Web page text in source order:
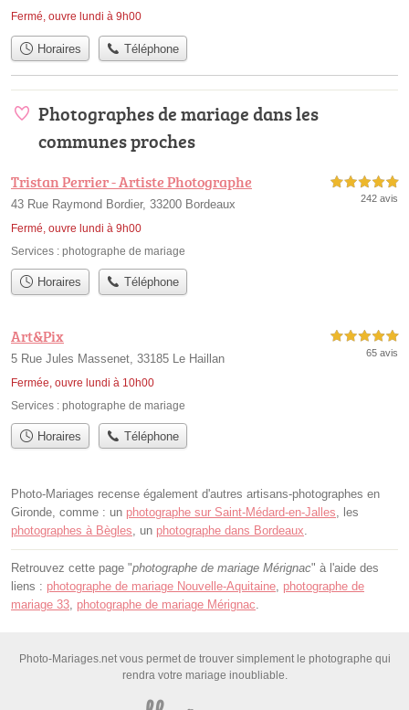
Fermé, ouvre lundi à 9h00
Horaires Téléphone
Photographes de mariage dans les
communes proches
Tristan Perrier - Artiste Photographe
43 Rue Raymond Bordier, 33200 Bordeaux
Fermé, ouvre lundi à 9h00
5,0 étoiles sur 5
242 avis
Services : photographe de mariage
Horaires Téléphone
Art&Pix
5 Rue Jules Massenet, 33185 Le Haillan
Fermée, ouvre lundi à 10h00
5,0 étoiles sur 5
65 avis
Services : photographe de mariage
Horaires Téléphone
Photo-Mariages recense également d'autres artisans-photographes en
Gironde, comme : un photographe sur Saint-Médard-en-Jalles , les
photographes à Bègles , un photographe dans Bordeaux
Retrouvez cette page "photographe de mariage Mérignac" à l'aide des
liens : photographe de mariage Nouvelle-Aquitaine photographe de
mariage 33 photographe de mariage Mérignac
Photo-Mariages.net vous permet de trouver simplement le photographe qui
rendra votre mariage inoubliable.